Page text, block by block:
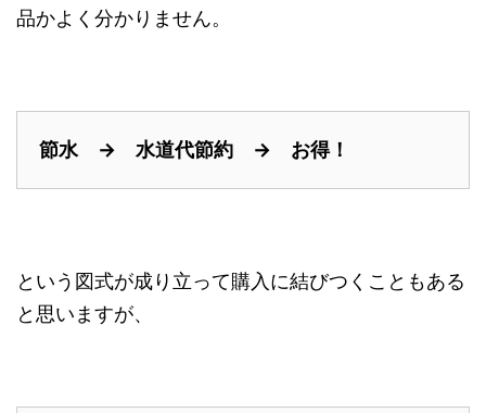
品かよく分かりません。
節水 → 水道代節約 → お得！
という図式が成り立って購入に結びつくこともある
と思いますが、